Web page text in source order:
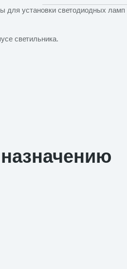
для установки светодиодных ламп
светильника.